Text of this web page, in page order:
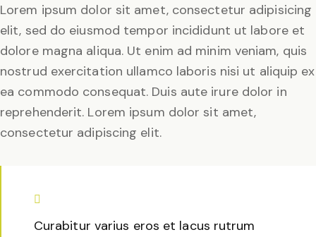
Lorem ipsum dolor sit amet, consectetur adipisicing
elit, sed do eiusmod tempor incididunt ut labore et
dolore magna aliqua. Ut enim ad minim veniam, quis
nostrud exercitation ullamco laboris nisi ut aliquip ex
ea commodo consequat. Duis aute irure dolor in
reprehenderit. Lorem ipsum dolor sit amet,
consectetur adipiscing elit.
Curabitur varius eros et lacus rutrum